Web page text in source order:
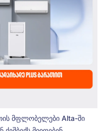
მფლობელები Alta-ში